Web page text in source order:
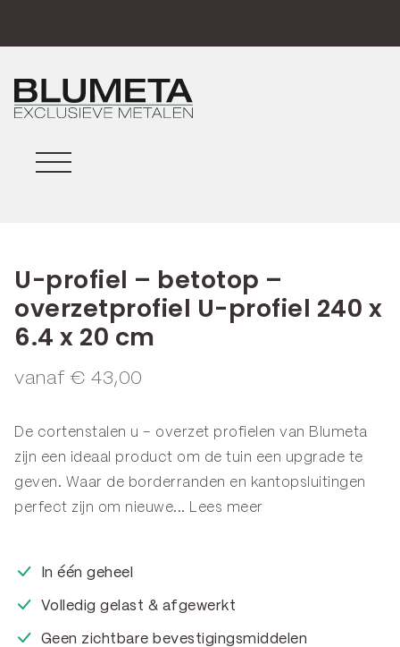
U-profiel – betotop –
overzetprofiel U-profiel 240 x
6.4 x 20 cm
vanaf € 43,00
De cortenstalen u – overzet profielen van Blumeta
zijn een ideaal product om de tuin een upgrade te
geven. Waar de borderranden en kantopsluitingen
perfect zijn om nieuwe... Lees meer
In één geheel
Volledig gelast & afgewerkt
Geen zichtbare bevestigingsmiddelen